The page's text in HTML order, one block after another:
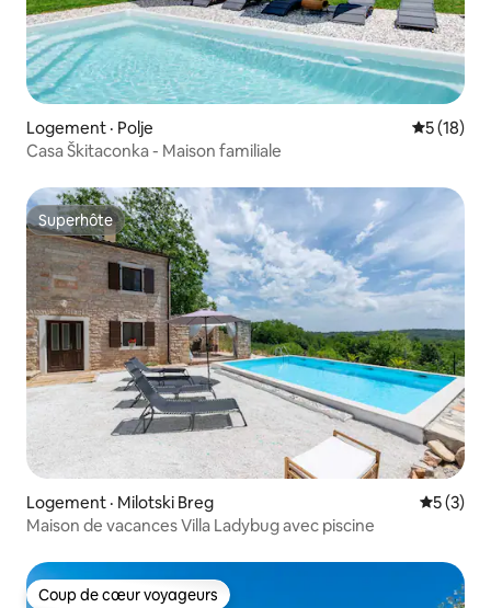
Logement · Polje Note
5 (18)
Casa Škitaconka - Maison familiale
Superhôte
Superhôte
Logement · Milotski Breg Note
5 (3)
Maison de vacances Villa Ladybug avec piscine
Coup de cœur voyageurs